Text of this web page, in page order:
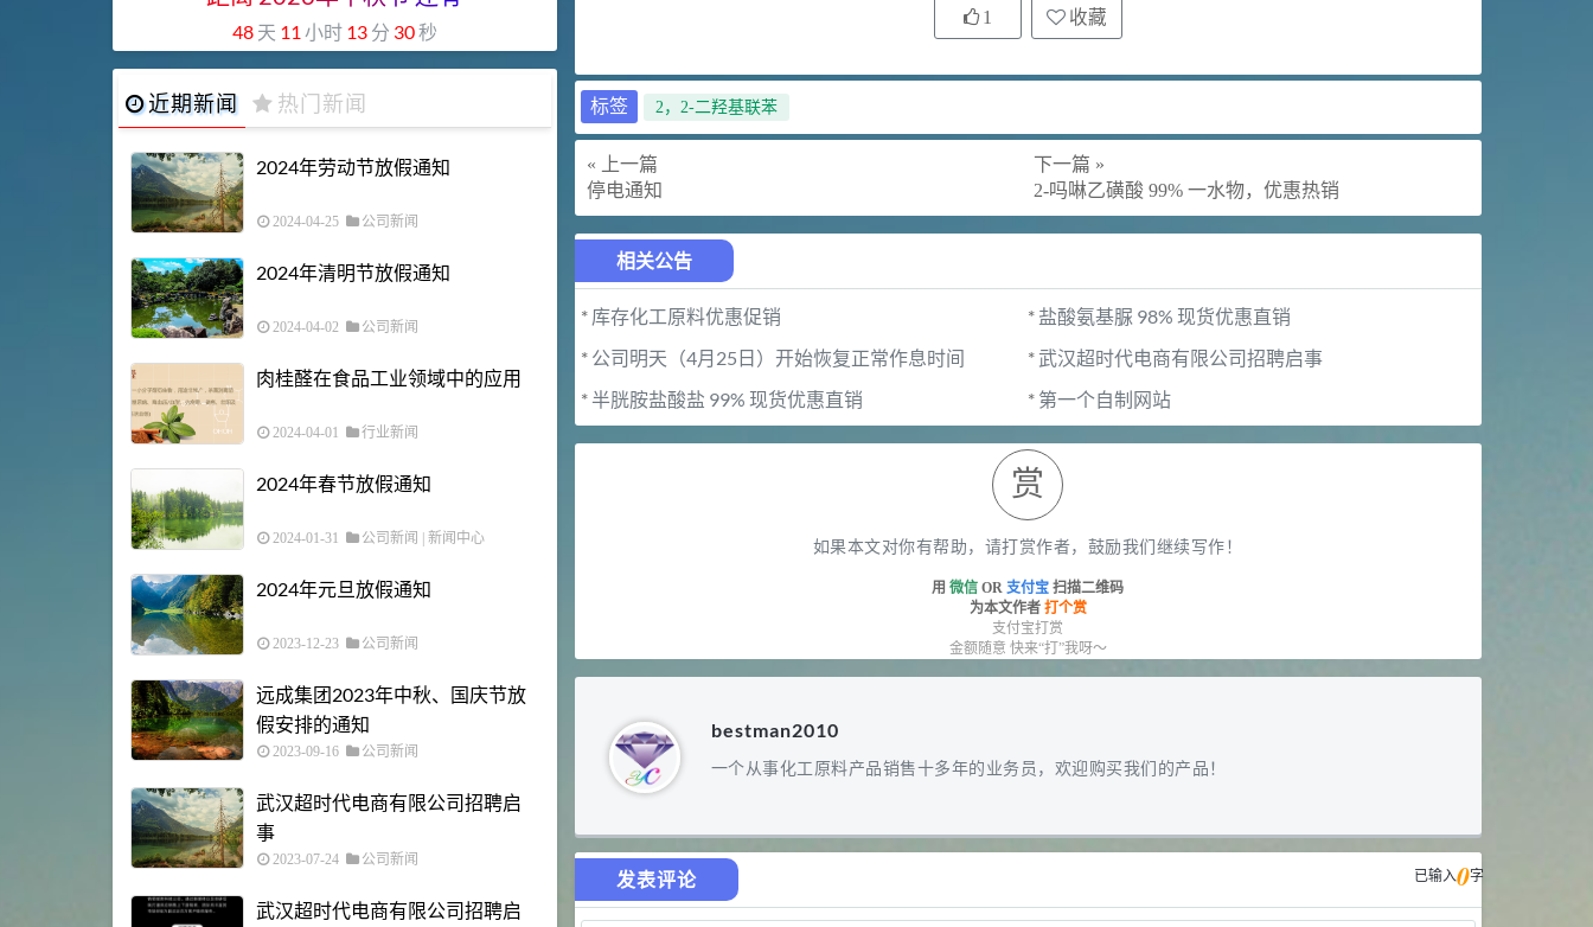
1 收藏
标签 2，2-二羟基联苯
« 上一篇
停电通知
下一篇 »
2-吗啉乙磺酸 99% 一水物，优惠热销
相关公告
* 库存化工原料优惠促销 * 盐酸氨基脲 98% 现货优惠直销
* 公司明天（4月25日）开始恢复正常作息时间 * 武汉超时代电商有限公司招聘启事
* 半胱胺盐酸盐 99% 现货优惠直销 * 第一个自制网站
赏
如果本文对你有帮助，请打赏作者，鼓励我们继续写作！
用 微信 OR 支付宝 扫描二维码
为本文作者 打个赏
支付宝打赏
金额随意 快来“打”我呀～
bestman2010
一个从事化工原料产品销售十多年的业务员，欢迎购买我们的产品！
发表评论 已输入0字
48天 11 小时 13分 29秒
近期新闻 热门新闻
2024年劳动节放假通知
2024-04-25 公司新闻
2024年清明节放假通知
2024-04-02 公司新闻
肉桂醛在食品工业领域中的应用
2024-04-01 行业新闻
2024年春节放假通知
2024-01-31 公司新闻 新闻中心
2024年元旦放假通知
2023-12-23 公司新闻
远成集团2023年中秋、国庆节放
假安排的通知
2023-09-16 公司新闻
武汉超时代电商有限公司招聘启
事
2023-07-24 公司新闻
武汉超时代电商有限公司招聘启
关于公司组织员工春游活动的通
知(4.3k)
2016-03-10
(2.24k)
公司新闻
2021-01-30
苯并三氮唑用途浅析！(1.53k)